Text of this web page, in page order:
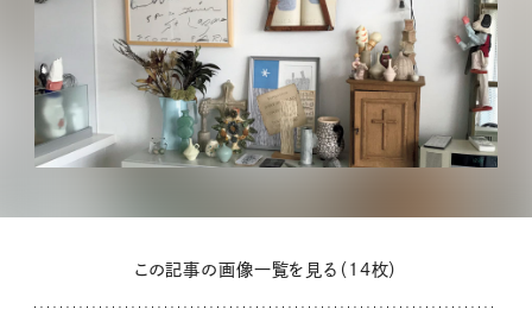
この記事の画像一覧を見る（14枚）